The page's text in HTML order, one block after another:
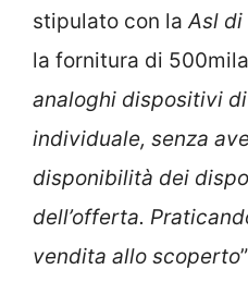
stipulato con laAsl di
la fornitura di
analoghi dispositivi
individuale, senza
disponibilità dei
dell’offerta.
vendita allo scoperto